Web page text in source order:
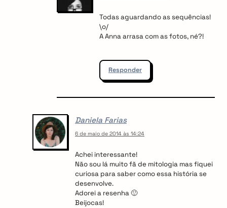
Todas aguardando as sequências!
\o/
A Anna arrasa com as fotos, né?!
Responder
Daniela Farias
6 de maio de 2014 às 14:24
Achei interessante!
Não sou lá muito fã de mitologia mas fiquei
curiosa para saber como essa história se
desenvolve.
Adorei a resenha 🙂
Beijocas!